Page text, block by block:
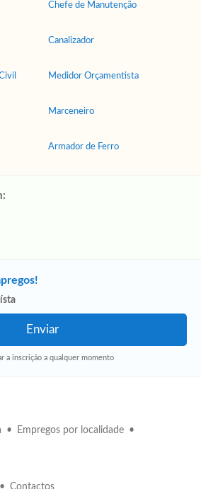
Chefe de Manutenção
Canalizador
Medidor Orçamentista
Marceneiro
Armador de Ferro
a inscrição a qualquer momento
Empregos por localidade
Contactos